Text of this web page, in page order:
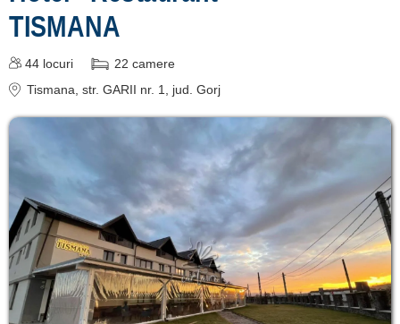
TISMANA
44 locuri 22 camere
Tismana , str. GARII nr. 1 , jud. Gorj
Ce pot vizita în
Tismana? »